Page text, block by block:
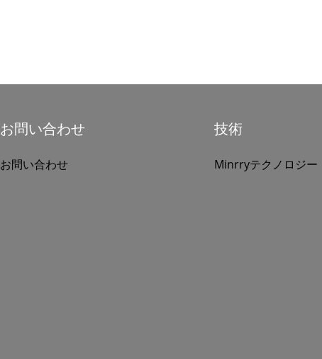
お問い合わせ
お問い合わせ
技術
Minrryテクノロジー